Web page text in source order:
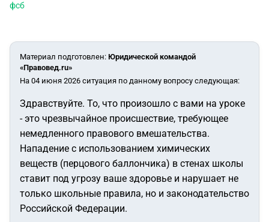
фсб
Материал подготовлен: Юридической командой
«Правовед.ru»
На 04 июня 2026 ситуация по данному вопросу следующая:
Здравствуйте. То, что произошло с вами на уроке
- это чрезвычайное происшествие, требующее
немедленного правового вмешательства.
Нападение с использованием химических
веществ (перцового баллончика) в стенах школы
ставит под угрозу ваше здоровье и нарушает не
только школьные правила, но и законодательство
Российской Федерации.